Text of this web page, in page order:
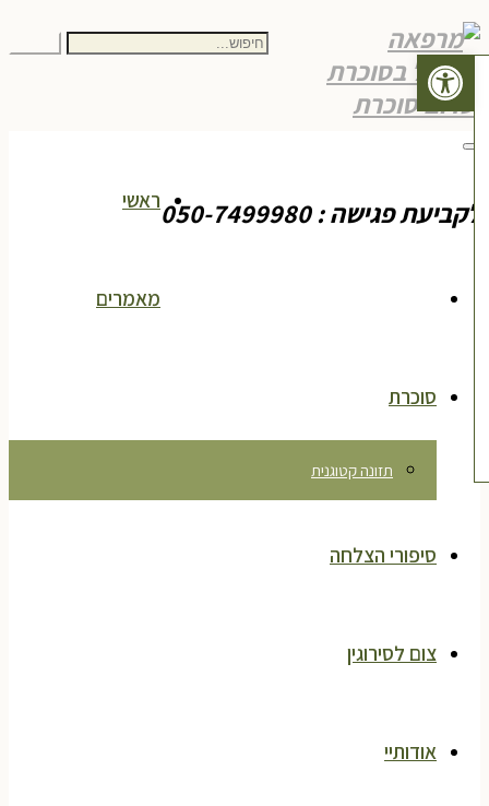
חיפוש
תפריט
פגישה : 050-7499980 ראשי
מאמרים
סוכרת
תזונה קטוגנית
סיפורי הצלחה
צום לסירוגין
אודותיי
פתח סרגל נגישות